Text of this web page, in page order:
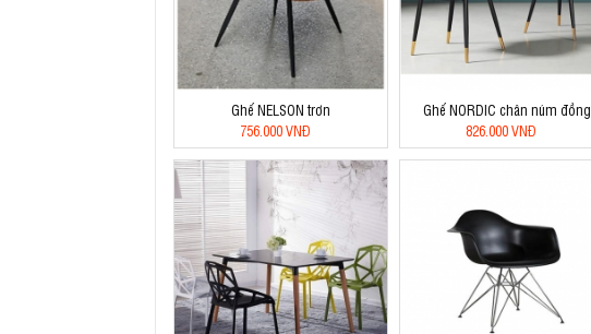
Ghế NELSON trơn
756.000 VNĐ
Ghế NORDIC chân núm đồng
826.000 VNĐ